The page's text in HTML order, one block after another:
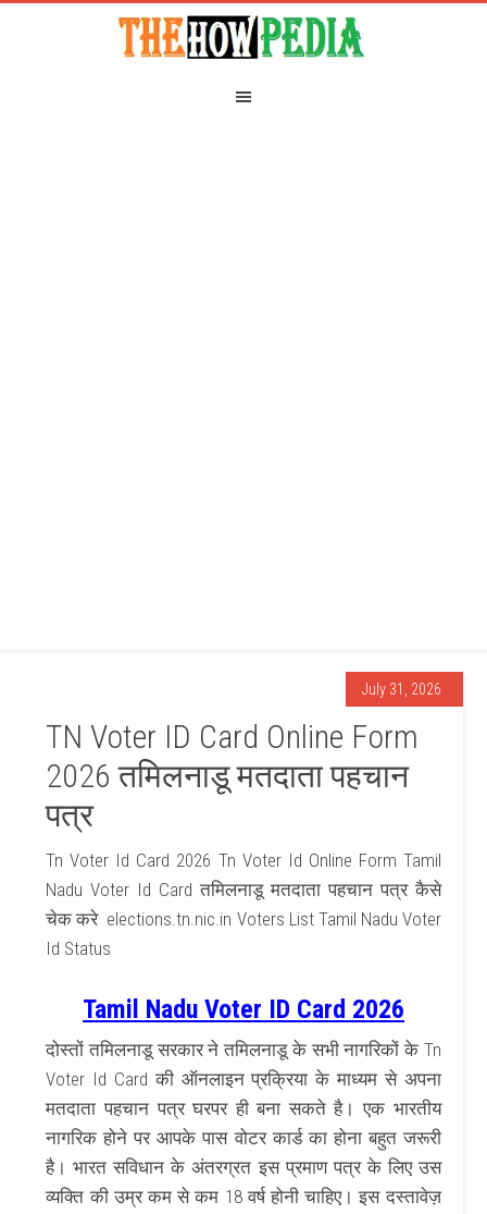
July 31, 2026
TN Voter ID Card Online Form
2026 तमिलनाडू मतदाता पहचान
पत्र
Tn Voter Id Card 2026 Tn Voter Id Online Form Tamil
Nadu Voter Id Card तमिलनाडू मतदाता पहचान पत्र कैसे
चेक करे elections.tn.nic.in Voters List Tamil Nadu Voter
Id Status
Tamil Nadu Voter ID Card 2026
दोस्तों तमिलनाडू सरकार ने तमिलनाडू के सभी नागरिकों के Tn
Voter Id Card की ऑनलाइन प्रक्रिया के माध्यम से अपना
मतदाता पहचान पत्र घरपर ही बना सकते है। एक भारतीय
नागरिक होने पर आपके पास वोटर कार्ड का होना बहुत जरूरी
है। भारत सविधान के अंतरग्रत इस प्रमाण पत्र के लिए उस
व्यक्ति की उम्र कम से कम 18 वर्ष होनी चाहिए। इस दस्तावेज़